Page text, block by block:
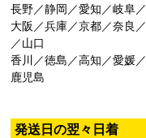
長野／静岡／愛知／岐阜
大阪／兵庫／京都／奈良
／山口
香川／徳島／高知／愛媛
鹿児島
発送日の翌々日着